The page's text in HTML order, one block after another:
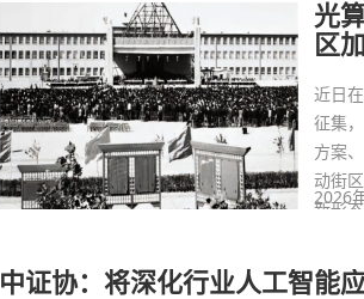
光
区
近日
征集
方案
动街
新形
2026
中证协：将深化行业人工智能